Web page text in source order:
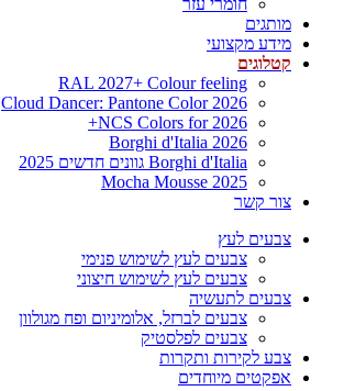
מותגים
מידע מקצועי
קטלוגים
RAL 2027+ Colour feeling
Cloud Dancer: Pantone Color 2026
NCS Colors for 2026+
Borghi d'Italia 2026
Borghi d'Italia גוונים חדשים 2025
Mocha Mousse 2025
צור קשר
צבעים לעץ
צבעים לעץ לשימוש פנימי
צבעים לעץ לשימוש חיצוני
צבעים לתעשיה
צבעים לברזל, אלומיניום ופח מגולוון
צבעים לפלסטיק
צבע לקירות ותקרות
אפקטים מיוחדים